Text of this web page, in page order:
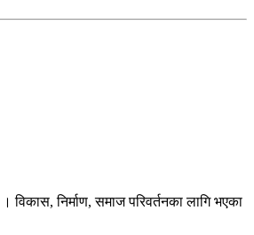
विकास, निर्माण, समाज परिवर्तनका लागि भएका